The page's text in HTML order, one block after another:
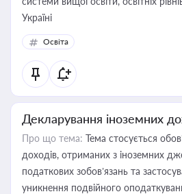
Україні
Освіта
Декларування іноземних
Про що тема: Тема стосується
доходів, отриманих з іноземних
податкових зобов’язань та
уникнення подвійного